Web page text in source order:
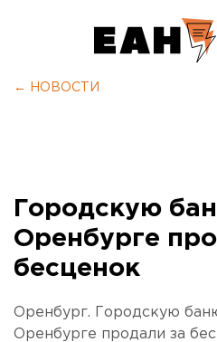
← НОВОСТИ
Городскую
Оренбурге
бесценок
Оренбург. Городскую
Оренбурге продали за